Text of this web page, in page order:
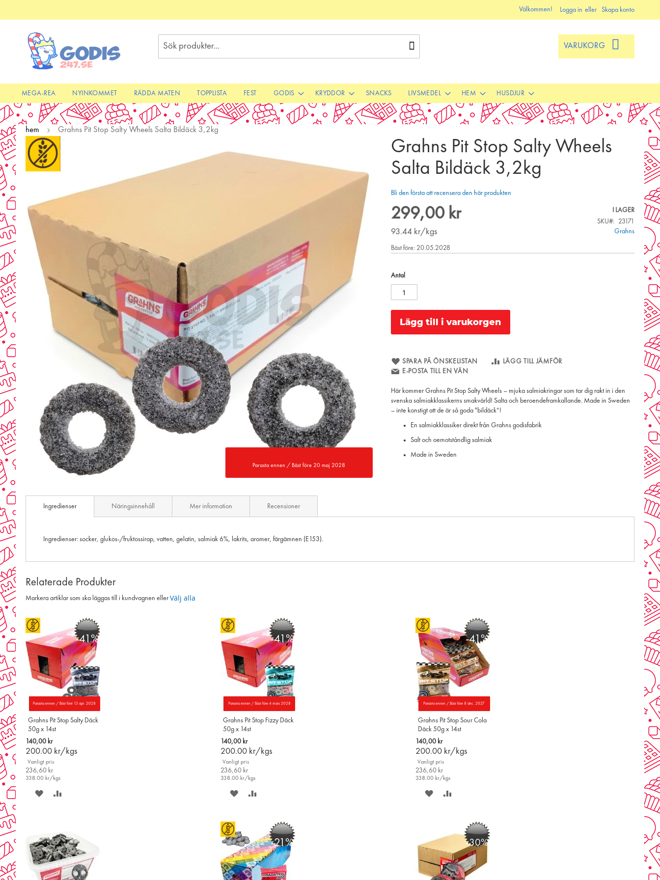
to
Välkommen! Logga in Skapa konto
VARUKORG
MEGA-REA NYINKOMMET RÄDDA MATEN TOPPLISTA FEST GODIS KRYDDOR SNACKS LIVSMEDEL HEM HUSDJUR
hem Grahns Pit Stop Salty Wheels Salta Bildäck 3,2kg
Skip
to
the
end
gallery
Parasta ennen / Bäst före 20 maj 2028
to
Grahns Pit Stop Salty Wheels
Salta Bildäck 3,2kg
Bli den första att recensera den här produkten
299,00 kr
93.44 kr/kgs
I LAGER
SKU
23171
Grahns
Bäst före: 20.05.2028
Antal
Lägg till i varukorgen
SPARA PÅ ÖNSKELISTAN
LÄGG TILL JÄMFÖR
E-POSTA TILL EN VÄN
Här kommer Grahns Pit Stop Salty Wheels – mjuka salmiakringar som tar dig rakt in i den
svenska salmiakklassikerns smakvärld! Salta och beroendeframkallande. Made in Sweden
– inte konstigt att de är så goda "bildäck”!
En salmiakklassiker direkt från Grahns godisfabrik
Salt och oemotståndlig salmiak
Made in Sweden
Ingredienser
Ingredienser: socker, glukos-/fruktossirap, vatten, gelatin, salmiak 6%, lakrits, aromer, färgämnen (E153).
Näringsinnehåll Mer information Recensioner
Relaterade Produkter
Markera artiklar som ska läggas till i kundvagnen eller Välj alla
-41%
Parasta ennen / Bäst före 13 apr. 2028
Grahns Pit Stop Salty Däck
50g x 14st
140,00 kr
200.00 kr/kgs
Vanligt pris
236,60 kr
338.00 kr/kgs
SPARA
Parasta ennen / Bäst före 4 mars 2028
-41%
Grahns Pit Stop Fizzy Däck
50g x 14st
140,00 kr
200.00 kr/kgs
Vanligt pris
236,60 kr
338.00 kr/kgs
SPARA
ÖNSKELISTAN
JÄMFÖR
Parasta ennen / Bäst före 8 dec. 2027
-41%
Grahns Pit Stop Sour Cola
Däck 50g x 14st
140,00 kr
200.00 kr/kgs
Vanligt pris
236,60 kr
338.00 kr/kgs
SPARA
ÖNSKELISTAN
JÄMFÖR
-21% -30%